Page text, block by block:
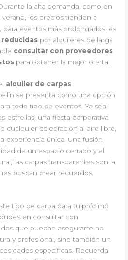
Durante la alta demanda, como en
los precios tienden a
para eventos más prolongados, es
por alquileres de larga
consultar con proveedores
para obtener la mejor oferta.
alquiler de carpas
se presenta como una opción
todo tipo de eventos. Ya sea
estrellas, una fiesta corporativa
cualquier celebración al aire libre,
experiencia única. Una fusión
de un espacio cerrado y el
las carpas transparentes son la
buscan crear recuerdos
tipo de carpa para tu próximo
en consultar con
que puedan asegurarte no
y profesional, sino también un
específicas. Recuerda